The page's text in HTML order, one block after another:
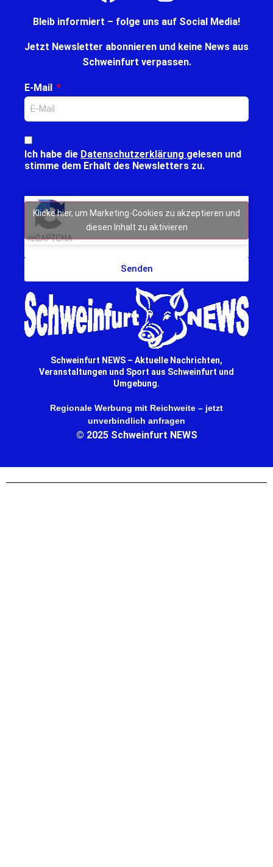
Schweinfurt NEWS – Aktuelle Nachrichten,
Veranstaltungen und Sport aus Schweinfurt und
Umgebung.
Regionale Werbung mit Reichweite – jetzt
unverbindlich anfragen
© 2025 Schweinfurt NEWS
Bleib informiert – folge uns auf Social Media!
Jetzt Newsletter abonnieren und keine News aus
Schweinfurt verpassen.
E-Mail
Ich habe die Datenschutzerklärung gelesen und
stimme dem Erhalt des Newsletters zu.
Klicke hier, um Marketing-Cookies zu akzeptieren und
diesen Inhalt zu aktivieren
Senden